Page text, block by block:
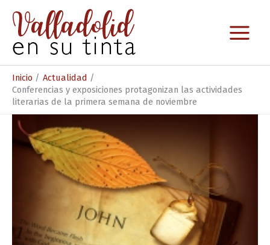
contenido
Inicio
Actualidad
Conferencias y exposiciones protagonizan las actividades
literarias de la primera semana de noviembre